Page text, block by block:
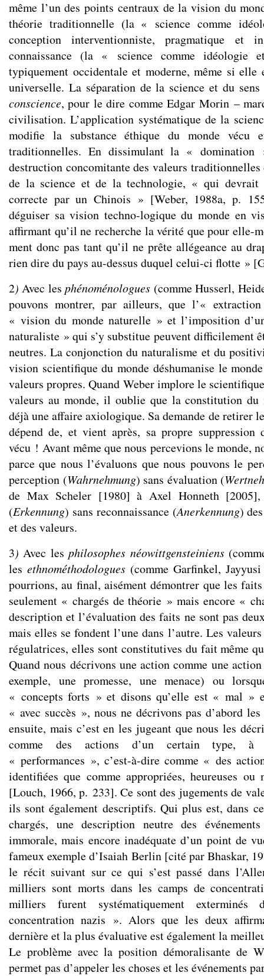
même l’un des points centraux de la vision du
théorie traditionnelle (la « science comme
conception interventionniste, pragmatique et
connaissance (la « science comme idéologie
typiquement occidentale et moderne, même si elle
universelle. La séparation de la science et du
conscience, pour le dire comme Edgar Morin –
civilisation. L’application systématique de la
modifie la substance éthique du monde vécu
traditionnelles. En dissimulant la «
destruction concomitante des valeurs traditionnelles
de la science et de la technologie, « qui devrait
correcte par un Chinois » [Weber, 1988a, p.
déguiser sa vision techno-logique du monde en
affirmant qu’il ne recherche la vérité que pour elle-
ment donc pas tant qu’il ne prête allégeance au
rien dire du pays au-dessus duquel celui-ci flotte »
2) Avec lesphénoménologues (comme Husserl,
pouvons montrer, par ailleurs, que l’«
« vision du monde naturelle » et l’imposition
naturaliste » qui s’y substitue peuvent difficilement
neutres. La conjonction du naturalisme et du
vision scientifique du monde déshumanise le
valeurs propres. Quand Weber implore le
valeurs au monde, il oublie que la constitution du
déjà une affaire axiologique. Sa demande de retirer
dépend de, et vient après, sa propre suppression
vécu ! Avant même que nous percevions le monde,
parce que nous l’évaluons que nous pouvons le
perception (Wahrnehmung) sans évaluation (
de Max Scheler [1980] à Axel Honneth [2005],
(Erkennung) sans reconnaissance (Anerkennung)
et des valeurs.
3) Avec lesphilosophes néowittgensteiniens
les ethnométhodologues(comme Garfinkel,
pourrions, au final, aisément démontrer que les
seulement « chargés de théorie » mais encore «
description et l’évaluation des faits ne sont pas
mais elles se fondent l’une dans l’autre. Les
régulatrices, elles sont constitutives du fait même
Quand nous décrivons une action comme une
exemple, une promesse, une menace) ou
« concepts forts » et disons qu’elle est « mal »
« avec succès », nous ne décrivons pas d’abord
ensuite, mais c’est en les jugeant que nous les
comme des actions d’un certain type, à
« performances », c’est-à-dire comme « des
identifiées que comme appropriées, heureuses ou
[Louch, 1966, p. 233]. Ce sont des jugements de
ils sont également descriptifs. Qui plus est, dans
chargés, une description neutre des
immorale, mais encore inadéquate d’un point de
fameux exemple d’Isaiah Berlin [cité par Bhaskar,
le récit suivant sur ce qui s’est passé dans
milliers sont morts dans les camps de
milliers furent systématiquement
concentration nazis ». Alors que les deux
dernière et la plus évaluative est également la
Le problème avec la position démoralisante de
permet pas d’appeler les choses et les événements